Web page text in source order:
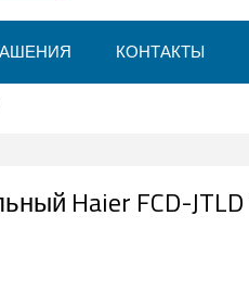
КОНТАКТЫ
Haier FCD-